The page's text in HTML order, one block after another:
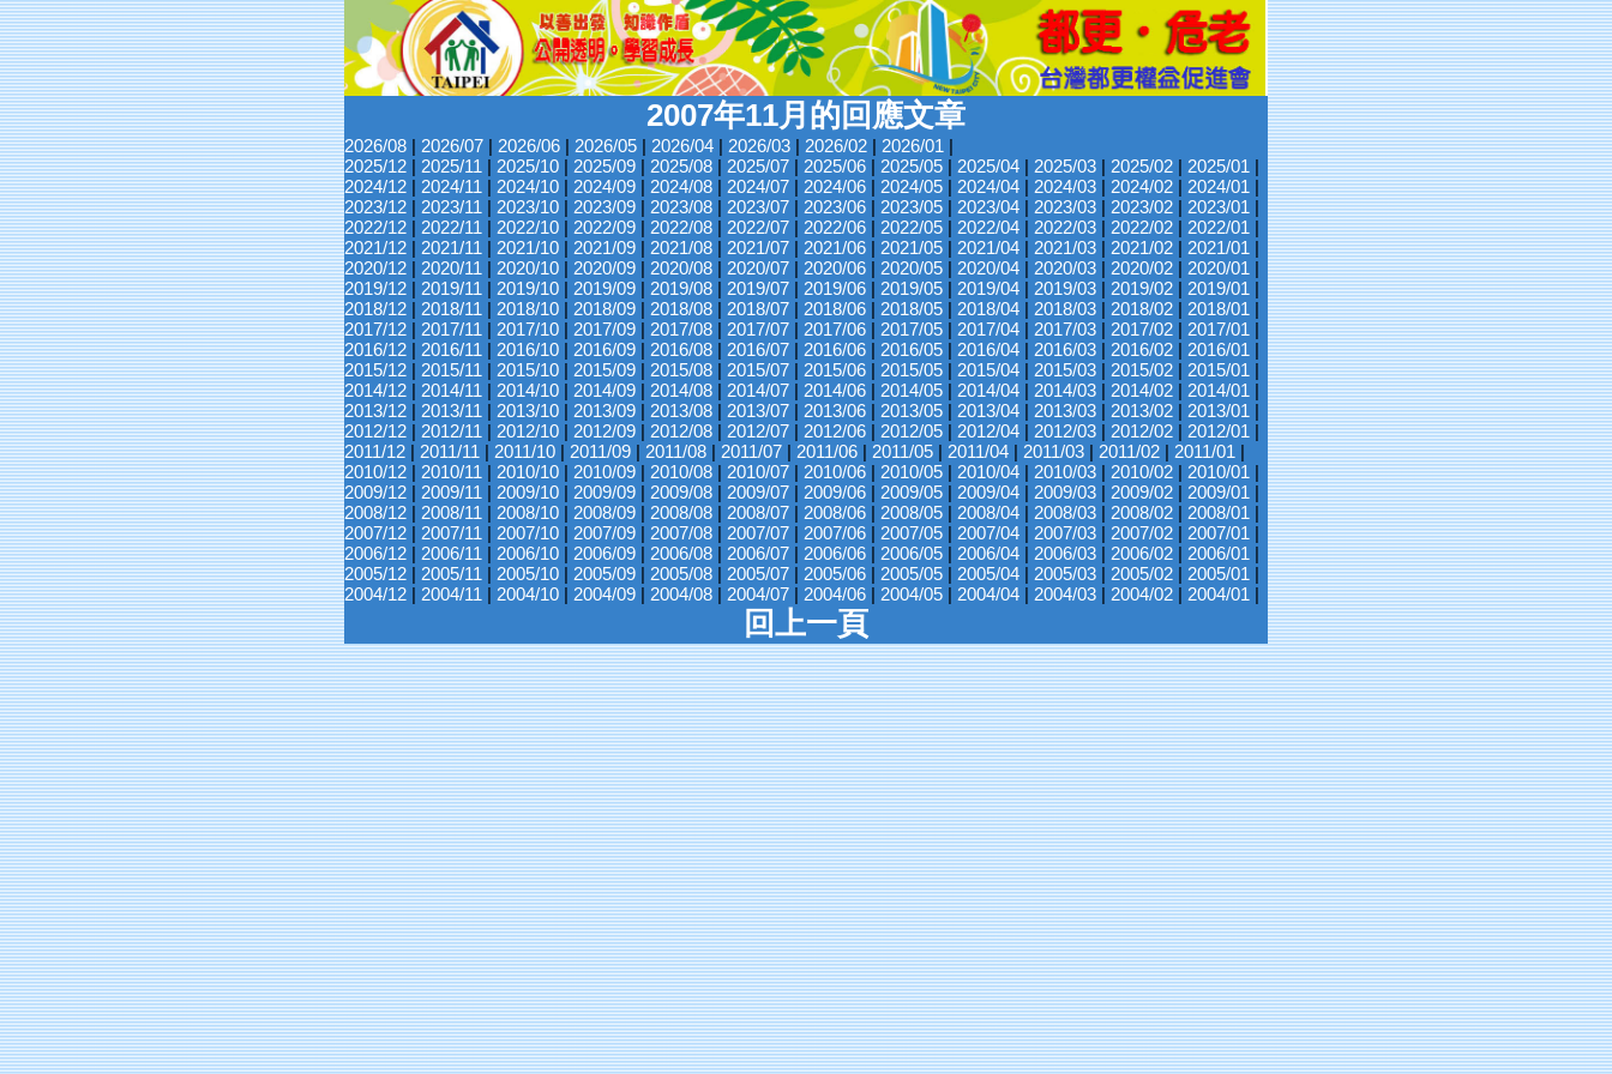
2007年11月的回應文章
2026/08 | 2026/07 | 2026/06 | 2026/05 | 2026/04 | 2026/03 | 2026/02 | 2026/01 |
2025/12 | 2025/11 | 2025/10 | 2025/09 | 2025/08 | 2025/07 | 2025/06 | 2025/05 | 2025/04 | 2025/03 | 2025/02 | 2025/01 |
2024/12 | 2024/11 | 2024/10 | 2024/09 | 2024/08 | 2024/07 | 2024/06 | 2024/05 | 2024/04 | 2024/03 | 2024/02 | 2024/01 |
2023/12 | 2023/11 | 2023/10 | 2023/09 | 2023/08 | 2023/07 | 2023/06 | 2023/05 | 2023/04 | 2023/03 | 2023/02 | 2023/01 |
2022/12 | 2022/11 | 2022/10 | 2022/09 | 2022/08 | 2022/07 | 2022/06 | 2022/05 | 2022/04 | 2022/03 | 2022/02 | 2022/01 |
2021/12 | 2021/11 | 2021/10 | 2021/09 | 2021/08 | 2021/07 | 2021/06 | 2021/05 | 2021/04 | 2021/03 | 2021/02 | 2021/01 |
2020/12 | 2020/11 | 2020/10 | 2020/09 | 2020/08 | 2020/07 | 2020/06 | 2020/05 | 2020/04 | 2020/03 | 2020/02 | 2020/01 |
2019/12 | 2019/11 | 2019/10 | 2019/09 | 2019/08 | 2019/07 | 2019/06 | 2019/05 | 2019/04 | 2019/03 | 2019/02 | 2019/01 |
2018/12 | 2018/11 | 2018/10 | 2018/09 | 2018/08 | 2018/07 | 2018/06 | 2018/05 | 2018/04 | 2018/03 | 2018/02 | 2018/01 |
2017/12 | 2017/11 | 2017/10 | 2017/09 | 2017/08 | 2017/07 | 2017/06 | 2017/05 | 2017/04 | 2017/03 | 2017/02 | 2017/01 |
2016/12 | 2016/11 | 2016/10 | 2016/09 | 2016/08 | 2016/07 | 2016/06 | 2016/05 | 2016/04 | 2016/03 | 2016/02 | 2016/01 |
2015/12 | 2015/11 | 2015/10 | 2015/09 | 2015/08 | 2015/07 | 2015/06 | 2015/05 | 2015/04 | 2015/03 | 2015/02 | 2015/01 |
2014/12 | 2014/11 | 2014/10 | 2014/09 | 2014/08 | 2014/07 | 2014/06 | 2014/05 | 2014/04 | 2014/03 | 2014/02 | 2014/01 |
2013/12 | 2013/11 | 2013/10 | 2013/09 | 2013/08 | 2013/07 | 2013/06 | 2013/05 | 2013/04 | 2013/03 | 2013/02 | 2013/01 |
2012/12 | 2012/11 | 2012/10 | 2012/09 | 2012/08 | 2012/07 | 2012/06 | 2012/05 | 2012/04 | 2012/03 | 2012/02 | 2012/01 |
2011/12 | 2011/11 | 2011/10 | 2011/09 | 2011/08 | 2011/07 | 2011/06 | 2011/05 | 2011/04 | 2011/03 | 2011/02 | 2011/01 |
2010/12 | 2010/11 | 2010/10 | 2010/09 | 2010/08 | 2010/07 | 2010/06 | 2010/05 | 2010/04 | 2010/03 | 2010/02 | 2010/01 |
2009/12 | 2009/11 | 2009/10 | 2009/09 | 2009/08 | 2009/07 | 2009/06 | 2009/05 | 2009/04 | 2009/03 | 2009/02 | 2009/01 |
2008/12 | 2008/11 | 2008/10 | 2008/09 | 2008/08 | 2008/07 | 2008/06 | 2008/05 | 2008/04 | 2008/03 | 2008/02 | 2008/01 |
2007/12 | 2007/11 | 2007/10 | 2007/09 | 2007/08 | 2007/07 | 2007/06 | 2007/05 | 2007/04 | 2007/03 | 2007/02 | 2007/01 |
2006/12 | 2006/11 | 2006/10 | 2006/09 | 2006/08 | 2006/07 | 2006/06 | 2006/05 | 2006/04 | 2006/03 | 2006/02 | 2006/01 |
2005/12 | 2005/11 | 2005/10 | 2005/09 | 2005/08 | 2005/07 | 2005/06 | 2005/05 | 2005/04 | 2005/03 | 2005/02 | 2005/01 |
2004/12 | 2004/11 | 2004/10 | 2004/09 | 2004/08 | 2004/07 | 2004/06 | 2004/05 | 2004/04 | 2004/03 | 2004/02 | 2004/01 |
回上一頁